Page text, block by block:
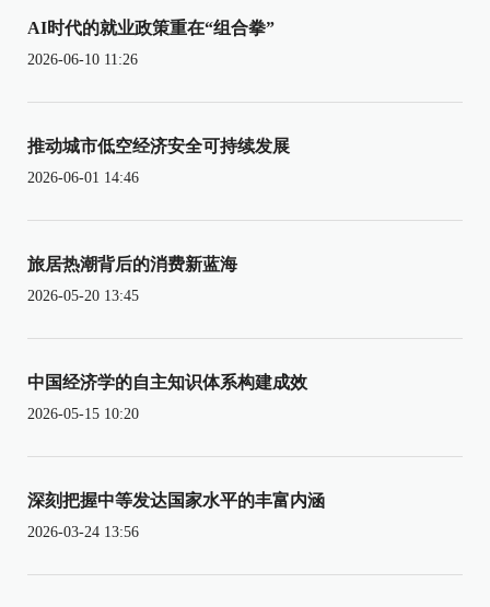
AI时代的就业政策重在“组合拳”
2026-06-10 11:26
推动城市低空经济安全可持续发展
2026-06-01 14:46
旅居热潮背后的消费新蓝海
2026-05-20 13:45
中国经济学的自主知识体系构建成效
2026-05-15 10:20
深刻把握中等发达国家水平的丰富内涵
2026-03-24 13:56